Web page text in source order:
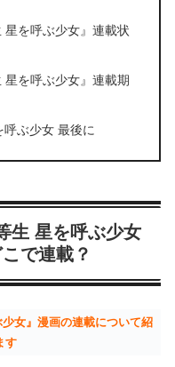
星を呼ぶ少女』連載状
星を呼ぶ少女』連載期
ぶ少女 最後に
生 星を呼ぶ少女
で連載？
女』漫画の連載について紹
す